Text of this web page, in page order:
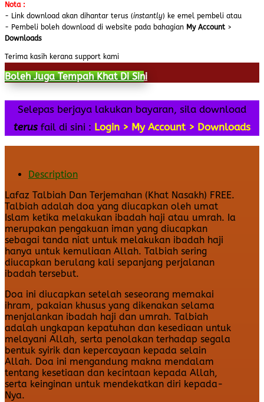
Nota :
- Link download akan dihantar terus (instantly) ke emel pembeli atau
- Pembeli boleh download di website pada bahagian My Account >
Downloads
Terima kasih kerana support kami
Boleh Juga Tempah Khat Di Sini
Selepas berjaya lakukan bayaran, sila download
terus fail di sini : Login > My Account > Downloads
Description
Lafaz Talbiah Dan Terjemahan (Khat Nasakh) FREE.
Talbiah adalah doa yang diucapkan oleh umat
Islam ketika melakukan ibadah haji atau umrah. Ia
merupakan pengakuan iman yang diucapkan
sebagai tanda niat untuk melakukan ibadah haji
hanya untuk kemuliaan Allah. Talbiah sering
diucapkan berulang kali sepanjang perjalanan
ibadah tersebut.
Doa ini diucapkan setelah seseorang memakai
ihram, pakaian khusus yang dikenakan selama
menjalankan ibadah haji dan umrah. Talbiah
adalah ungkapan kepatuhan dan kesediaan untuk
melayani Allah, serta penolakan terhadap segala
bentuk syirik dan kepercayaan kepada selain
Allah. Doa ini mengandung makna mendalam
tentang kesetiaan dan kecintaan kepada Allah,
serta keinginan untuk mendekatkan diri kepada-
Nya.